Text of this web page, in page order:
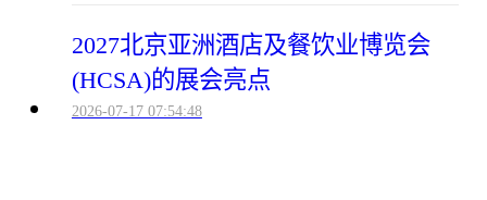
2027北京亚洲酒店及餐饮业博览会
(HCSA)的展会亮点
2026-07-17 07:54:48